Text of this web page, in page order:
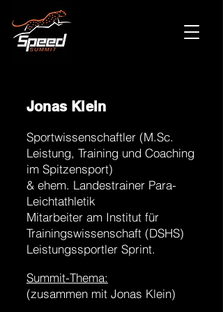
Jonas Klein
Sportwissenschaftler (M.Sc.
Leistung, Training und Coaching
im Spitzensport)
& ehem. Landestrainer Para-
Leichtathletik
Mitarbeiter am Institut für
Trainingswissenschaft (DSHS)
Leistungssportler Sprint.​
Summit-Thema:
(zusammen mit Jonas Klein)